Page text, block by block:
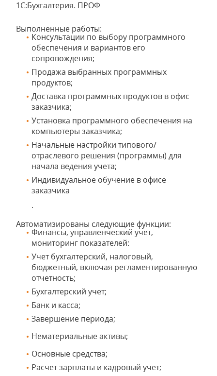
1С:Бухгалтерия. ПРОФ
Выполненные работы:
Консультации по выбору программного
обеспечения и вариантов его
сопровождения;
Продажа выбранных программных
продуктов;
Доставка программных продуктов в офис
заказчика;
Установка программного обеспечения на
компьютеры заказчика;
Начальные настройки типового/
отраслевого решения (программы) для
начала ведения учета;
Индивидуальное обучение в офисе
заказчика
.
Автоматизированы следующие функции:
Финансы, управленческий учет,
мониторинг показателей:
Учет бухгалтерский, налоговый,
бюджетный, включая регламентированную
отчетность;
Бухгалтерский учет;
Банк и касса;
Завершение периода;
Нематериальные активы;
Основные средства;
Расчет зарплаты и кадровый учет;